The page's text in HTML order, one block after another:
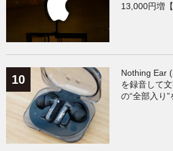
13,000円増
Nothing Ear
を録音して
の“全部入り”